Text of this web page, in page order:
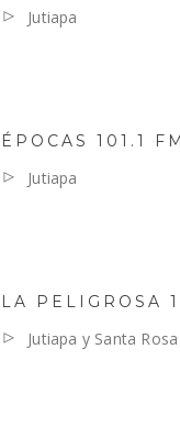
Jutiapa
ÉPOCAS 101.1 FM
Jutiapa
LA PELIGROSA
Jutiapa y Santa Rosa